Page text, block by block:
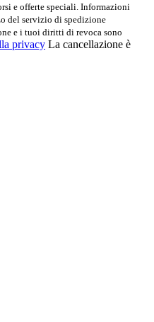
e offerte speciali. Informazioni
del servizio di spedizione
e i tuoi diritti di revoca sono
privacy La cancellazione è